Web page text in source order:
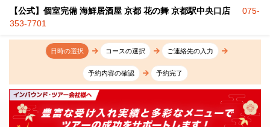
【公式】個室完備 海鮮居酒屋 京都 花の舞 京都駅中央口店
075-
353-7701
日時の選択 コースの選択 ご連絡先の入力
予約内容の確認 予約完了